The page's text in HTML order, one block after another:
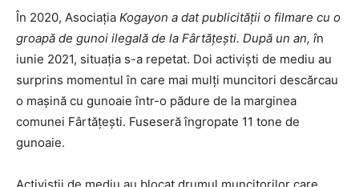
În 2020, Asociația Kogayon a dat publicității o filmare cu o
groapă de gunoi ilegală de la Fârtățești. După un an, în
iunie 2021, situația s-a repetat. Doi activişti de mediu au
surprins momentul în care mai mulți muncitori descărcau
o mașină cu gunoaie într-o pădure de la marginea
comunei Fârtăţeşti. Fuseseră îngropate 11 tone de
gunoaie.